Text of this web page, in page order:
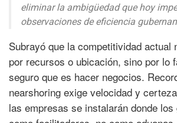
eliminar la ambigüedad que hoy
observaciones de eficiencia
Subrayó que la competitividad actual
por recursos o ubicación, sino por lo
seguro que es hacer negocios.
nearshoring exige velocidad y
las empresas se instalarán donde